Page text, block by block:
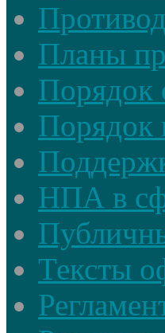
Планы
Порядок
Порядок
НПА в
Тексты